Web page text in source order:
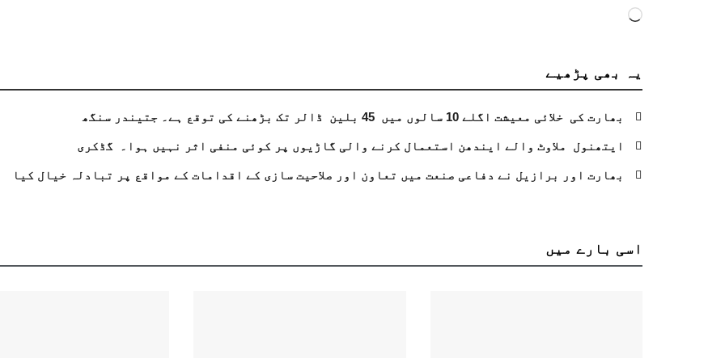
Loading…
یہ بھی پڑھیے
بھارت کی خلائی معیشت اگلے 10 سالوں میں 45 بلین ڈالر تک بڑھنے کی توقع ہے۔ جتیندر سنگھ
ایتھنول ملاوٹ والے ایندھن استعمال کرنے والی گاڑیوں پر کوئی منفی اثر نہیں ہوا۔ گڈکری
بھارت اور برازیل نے دفاعی صنعت میں تعاون اور صلاحیت سازی کے اقدامات کے مواقع پر تبادلہ خیال کیا
اسی بارے میں